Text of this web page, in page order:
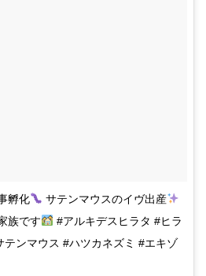
孵化
サテンマウスのイヴ出産
族です
#アルキデスヒラタ #ヒラ
テンマウス #ハツカネズミ #エキゾ